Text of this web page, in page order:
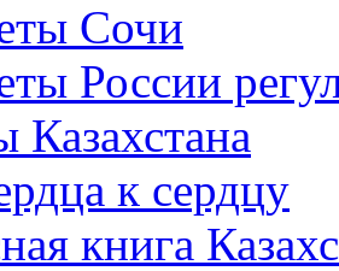
Сочи
России
к сердцу
книга